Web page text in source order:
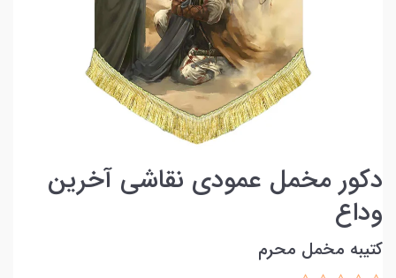
دکور مخمل عمودی نقاشی آخرین
وداع
کتیبه مخمل محرم